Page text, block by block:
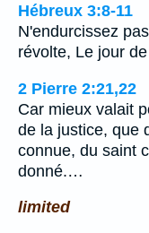
Hébreux 3:8-11
N'endurcissez
révolte, Le jour
2 Pierre 2:21,22
Car mieux valait
de la justice, que
connue, du saint
donné.…
limited